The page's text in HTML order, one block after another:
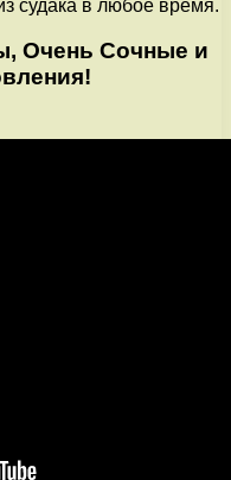
судака в любое время.
Очень Сочные и